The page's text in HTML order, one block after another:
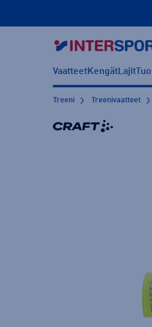
VaatteetKengätLajit
Treeni Treenivaatteet